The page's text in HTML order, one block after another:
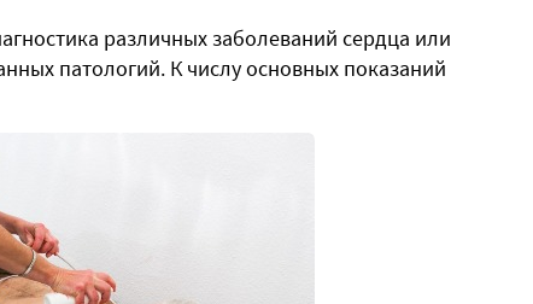
различных заболеваний сердца или
патологий. К числу основных показаний